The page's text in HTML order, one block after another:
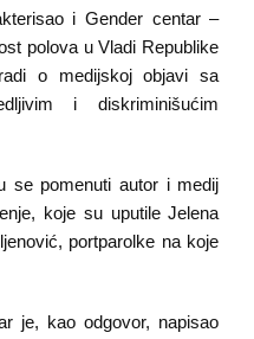
i Gender centar –
polova u Vladi Republike
o medijskoj objavi sa
i diskriminišućim
se pomenuti autor i medij
koje su uputile Jelena
portparolke na koje
je, kao odgovor, napisao